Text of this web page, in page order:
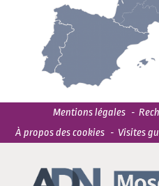
Mentions légales
À propos des cookies
Visites